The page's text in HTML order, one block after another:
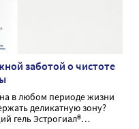
заботой о чистоте
в любом периоде жизни
деликатную зону?
гель Эстрогиал®